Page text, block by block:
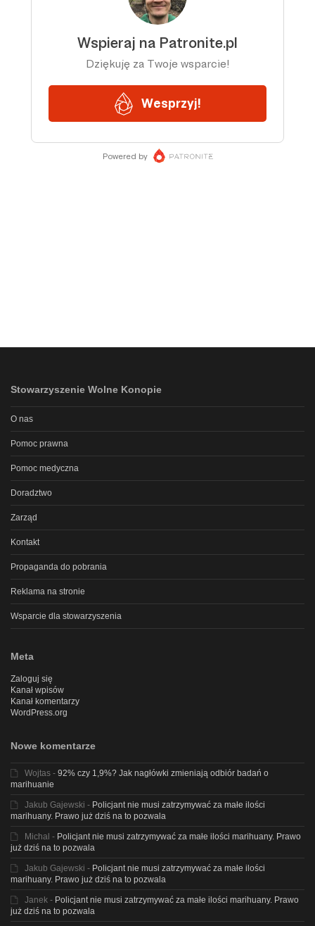
Stowarzyszenie Wolne Konopie
O nas
Pomoc prawna
Pomoc medyczna
Doradztwo
Zarząd
Kontakt
Propaganda do pobrania
Reklama na stronie
Wsparcie dla stowarzyszenia
Meta
Zaloguj się
Kanał wpisów
Kanał komentarzy
WordPress.org
Nowe komentarze
Wojtas - 92% czy 1,9%? Jak nagłówki zmieniają odbiór badań o
marihuanie
Jakub Gajewski - Policjant nie musi zatrzymywać za małe ilości
marihuany. Prawo już dziś na to pozwala
Michal - Policjant nie musi zatrzymywać za małe ilości marihuany. Prawo
już dziś na to pozwala
Jakub Gajewski - Policjant nie musi zatrzymywać za małe ilości
marihuany. Prawo już dziś na to pozwala
Janek - Policjant nie musi zatrzymywać za małe ilości marihuany. Prawo
już dziś na to pozwala